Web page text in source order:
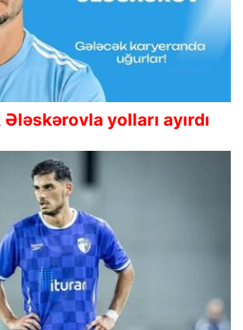
Ələskərovla yolları ayırdı